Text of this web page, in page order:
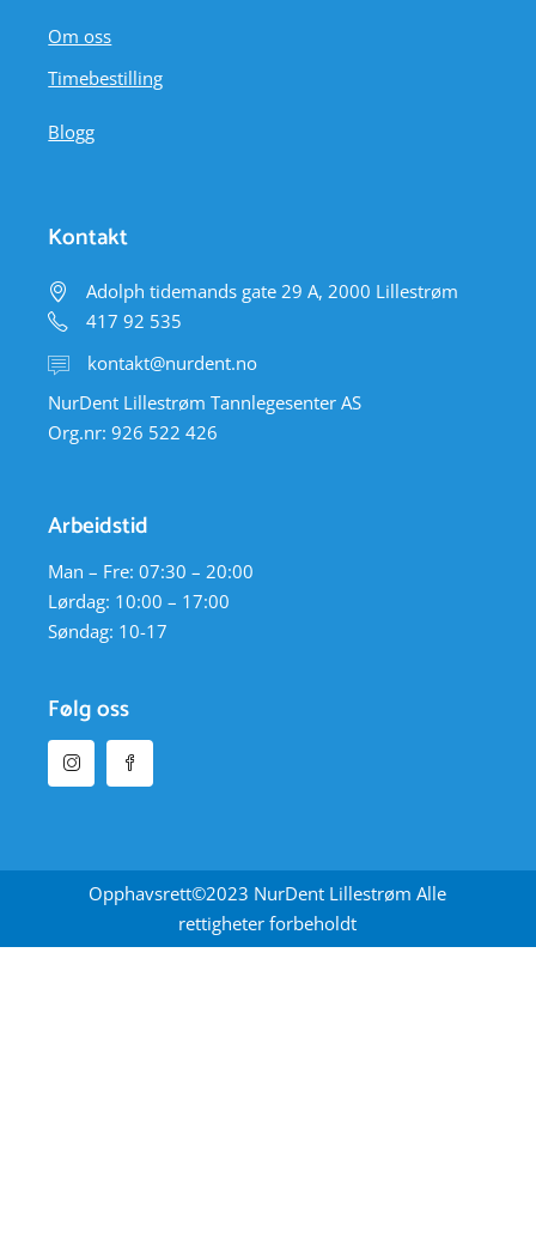
Om oss
Timebestilling
Blogg
Kontakt
Adolph tidemands gate 29 A, 2000 Lillestrøm
417 92 535
kontakt@nurdent.no
NurDent Lillestrøm Tannlegesenter AS
Org.nr: 926 522 426
Arbeidstid
Man – Fre: 07:30 – 20:00
Lørdag: 10:00 – 17:00
Søndag: 10-17
Følg oss
Opphavsrett©2023 NurDent Lillestrøm Alle
rettigheter forbeholdt